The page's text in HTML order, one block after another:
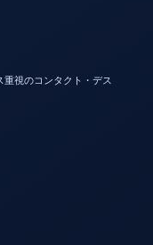
視のコンタクト・デス